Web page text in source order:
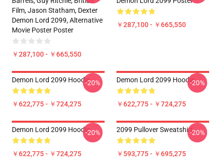
Film, Jason Statham, Dexter
Demon Lord 2099, Alternative
Movie Poster Poster
￥287,100 - ￥665,550
￥287,100 - ￥665,550
Demon Lord 2099 Hoodie
￥622,775 - ￥724,275
-20% Demon Lord 2099 Hoodie
￥622,775 - ￥724,275
-20%
Demon Lord 2099 Hoodie
￥622,775 - ￥724,275
-20% 2099 Pullover Sweatshirt
￥593,775 - ￥695,275
-20%